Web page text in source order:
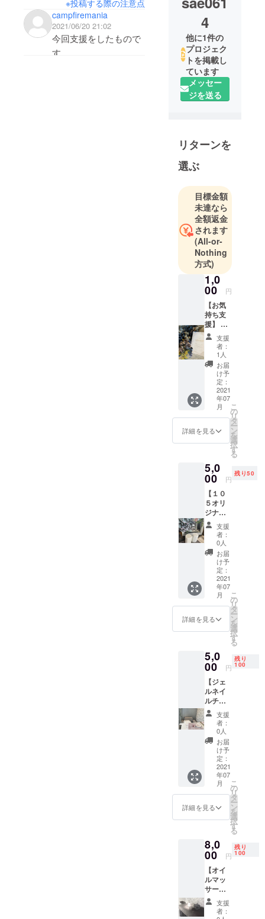
※投稿する際の注意点
campfiremania
2021/06/20 21:02
今回支援をしたもので
す。
4
他に1件の
プロジェク
トを掲載し
ています
メッセー
ジを送る
リターンを
選ぶ
目標金額
未達なら
全額返金
されます
(All-or-
Nothing
方式)
1,0
00 円
【お気
持ち支
援】 無
条件で
応援し
ていた
だける
方、是
非お願
いいた
しま
す。 感
謝の気
持ち込
めて
【メッ
動画】
を送ら
せてい
ただき
ます。
支援
者：
1人
お届
け予
定：
2021
年07
月
詳細を見る
こ
の
リ
タ
ー
ン
を
選
択
す
る
5,0
00 円
残り50
【１０
５オリ
ジナル
☆キャ
ンド
ル】 当
店のス
タッフ
でもあ
「Candl
LUME
」の
キャン
ドル
ティス
トが作
成した
オリジ
ナル
キャン
ドルを
お届け
しま
す！
キャン
ドルの
炎で是
非癒さ
れてく
ださい
ませ。
装しお
送りさ
せてい
ただき
ます。
※作成に
お時間
いただ
支援
者：
0人
お届
け予
定：
2021
年07
月
詳細を見る
こ
の
リ
タ
ー
ン
を
選
択
す
る
5,0
00 円
残り
100
【ジェ
ルネイ
ルチ
ケッ
ト】 ハ
ンドｏ
ｒフッ
トご選
択いた
だけま
す。お
好みの
デザイ
ンにさ
せてい
ただき
※材料、
カラー
は当店
にある
ものに
限りが
ござい
ますこ
支援
者：
0人
お届
け予
定：
2021
年07
月
詳細を見る
こ
の
リ
タ
ー
ン
を
選
択
す
る
8,0
00 円
残り
100
【オイ
ルマッ
サージ
９０分
チケッ
支援
者：